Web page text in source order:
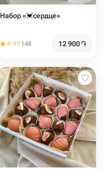
Набор «💓сердце»
4.99 148 12 900֏